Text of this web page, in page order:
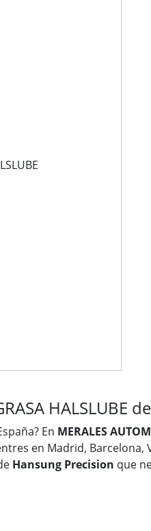
HALSLUBE
En MERALES
en Madrid, Barcelona,
Hansung Precision que